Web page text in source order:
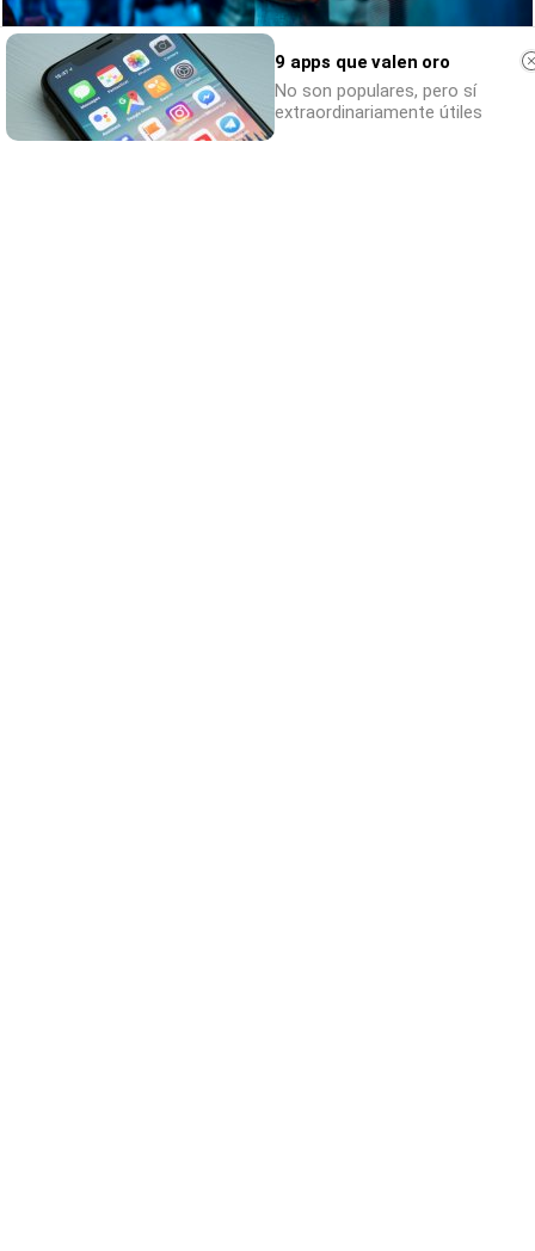
¿Sabes qué baja tu ánimo?
Lo haces todos los días y afecta cómo te
9 apps que valen oro
No son populares, pero sí
extraordinariamente útiles